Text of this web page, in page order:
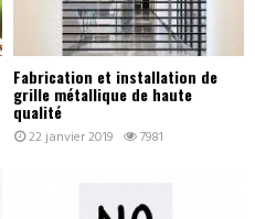
Fabrication et installation de
grille métallique de haute
qualité
22 janvier 2019 7981